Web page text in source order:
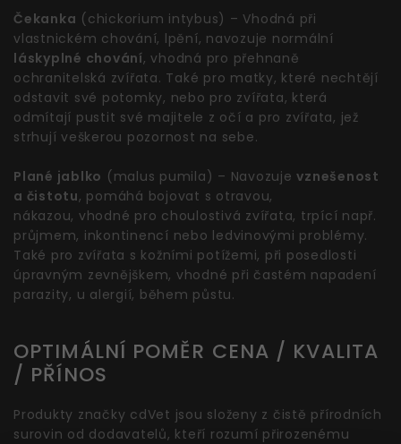
Čekanka (chickorium intybus) – Vhodná při
vlastnickém chování, lpění, navozuje normální
láskyplné chování, vhodná pro přehnaně
ochranitelská zvířata. Také pro matky, které nechtějí
odstavit své potomky, nebo pro zvířata, která
odmítají pustit své majitele z očí a pro zvířata, jež
strhují veškerou pozornost na sebe.
Plané jablko (malus pumila) – Navozujevznešenost
a čistotu, pomáhá bojovat s otravou,
nákazou, vhodné pro choulostivá zvířata, trpící např.
průjmem, inkontinencí nebo ledvinovými problémy.
Také pro zvířata s kožními potížemi, při posedlosti
úpravným zevnějškem, vhodné při častém napadení
parazity, u alergií, během půstu.
OPTIMÁLNÍ POMĚR CENA / KVALITA
/ PŘÍNOS
Produkty značky cdVet jsou složeny z čistě přírodních
surovin od dodavatelů, kteří rozumí přirozenému